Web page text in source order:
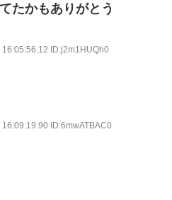
たかもありがとう
ID:j2m1HUQh0
ID:6mwATBAC0